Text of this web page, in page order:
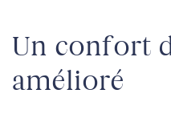
Un confort
amélioré